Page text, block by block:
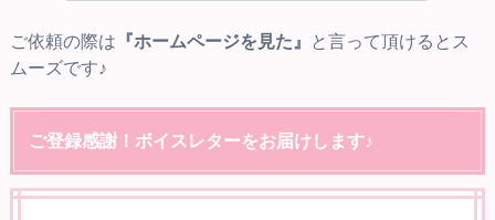
ご依頼の際は 『ホームページを見た』
と言って頂けるとス
ムーズです♪
ご登録感謝！ボイスレターをお届けします♪